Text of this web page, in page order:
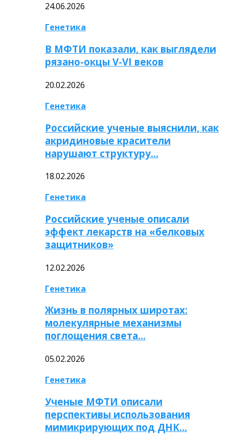
24.06.2026
Генетика
В МФТИ показали, как выглядели
рязано-окцы V-VI веков
20.02.2026
Генетика
Российские ученые выяснили, как
акридиновые красители
нарушают структуру…
18.02.2026
Генетика
Российские ученые описали
эффект лекарств на «белковых
защитников»
12.02.2026
Генетика
Жизнь в полярных широтах:
молекулярные механизмы
поглощения света…
05.02.2026
Генетика
Ученые МФТИ описали
перспективы использования
мимикрирующих под ДНК…